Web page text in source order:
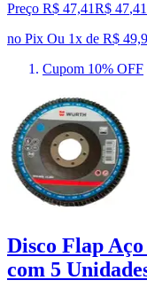
Preço R$ 47,41R$ 47,41
no Pix Ou 1x de R$
Cupom 10% OFF
Disco Flap
com 5